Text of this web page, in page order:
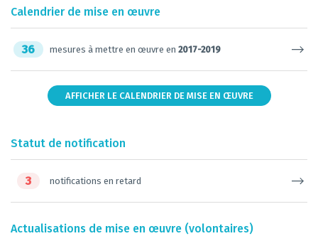
Calendrier de mise en œuvre
36 mesures à mettre en œuvre en 2017-2019
AFFICHER LE CALENDRIER DE MISE EN ŒUVRE
Statut de notification
3 notifications en retard
Actualisations de mise en œuvre (volontaires)